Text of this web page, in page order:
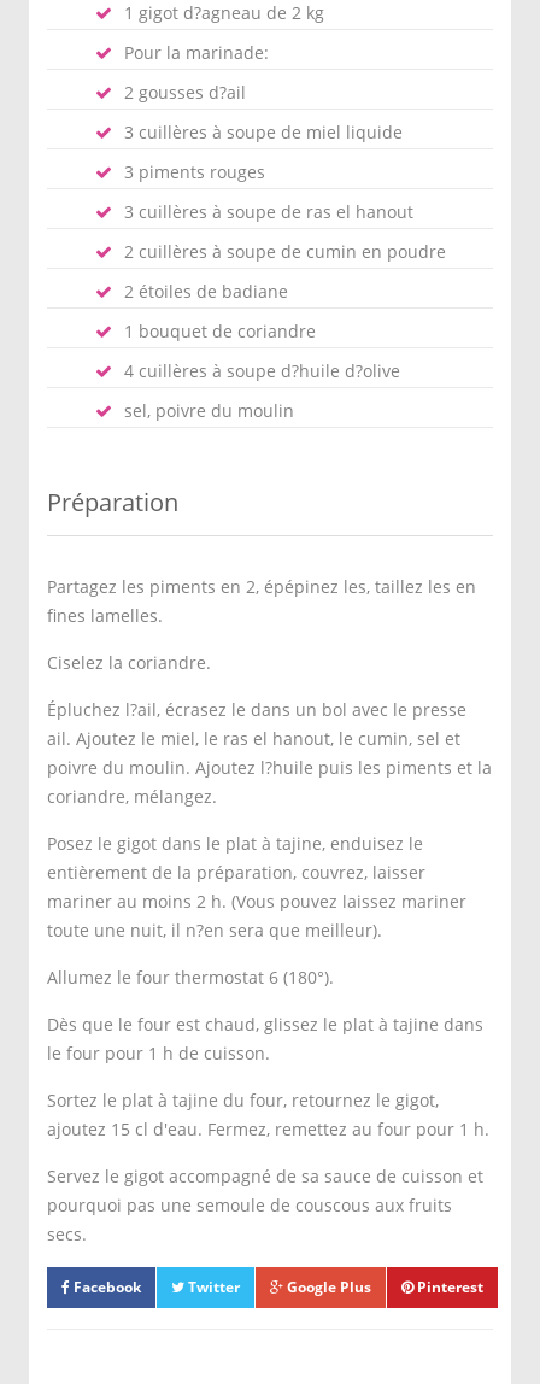
1 gigot d?agneau de 2 kg
Pour la marinade:
2 gousses d?ail
3 cuillères à soupe de miel liquide
3 piments rouges
3 cuillères à soupe de ras el hanout
2 cuillères à soupe de cumin en poudre
2 étoiles de badiane
1 bouquet de coriandre
4 cuillères à soupe d?huile d?olive
sel, poivre du moulin
Préparation
Partagez les piments en 2, épépinez les, taillez les en
fines lamelles.
Ciselez la coriandre.
Épluchez l?ail, écrasez le dans un bol avec le presse
ail. Ajoutez le miel, le ras el hanout, le cumin, sel et
poivre du moulin. Ajoutez l?huile puis les piments et la
coriandre, mélangez.
Posez le gigot dans le plat à tajine, enduisez le
entièrement de la préparation, couvrez, laisser
mariner au moins 2 h. (Vous pouvez laissez mariner
toute une nuit, il n?en sera que meilleur).
Allumez le four thermostat 6 (180°).
Dès que le four est chaud, glissez le plat à tajine dans
le four pour 1 h de cuisson.
Sortez le plat à tajine du four, retournez le gigot,
ajoutez 15 cl d'eau. Fermez, remettez au four pour 1 h.
Servez le gigot accompagné de sa sauce de cuisson et
pourquoi pas une semoule de couscous aux fruits
secs.
Facebook Twitter Google Plus Pinterest